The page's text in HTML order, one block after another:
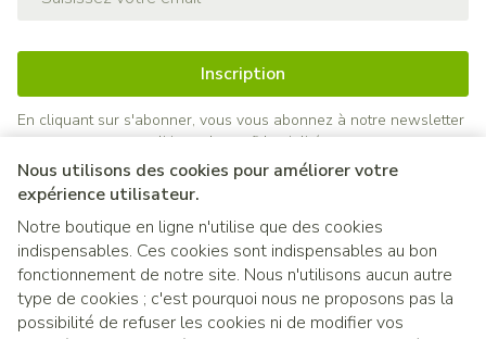
Nous utilisons des cookies pour améliorer votre
expérience utilisateur.
Notre boutique en ligne n'utilise que des cookies
indispensables. Ces cookies sont indispensables au bon
fonctionnement de notre site. Nous n'utilisons aucun autre
type de cookies ; c'est pourquoi nous ne proposons pas la
possibilité de refuser les cookies ni de modifier vos
Inscription
En cliquant sur s'abonner, vous vous abonnez à notre newsletter
et acceptez notrepolitique de confidentialité.